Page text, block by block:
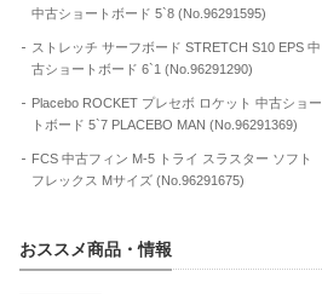
中古ショートボード 5`8 (No.96291595)
ストレッチ サーフボード STRETCH S10 EPS 中
古ショートボード 6`1 (No.96291290)
Placebo ROCKET プレセボ ロケット 中古ショー
トボード 5`7 PLACEBO MAN (No.96291369)
FCS 中古フィン M-5 トライ スラスター ソフト
フレックス Mサイズ (No.96291675)
おススメ商品・情報